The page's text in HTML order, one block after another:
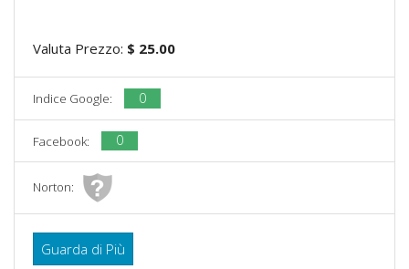
Valuta Prezzo: $ 25.00
Indice Google: 0
Facebook: 0
Norton:
Guarda di Più